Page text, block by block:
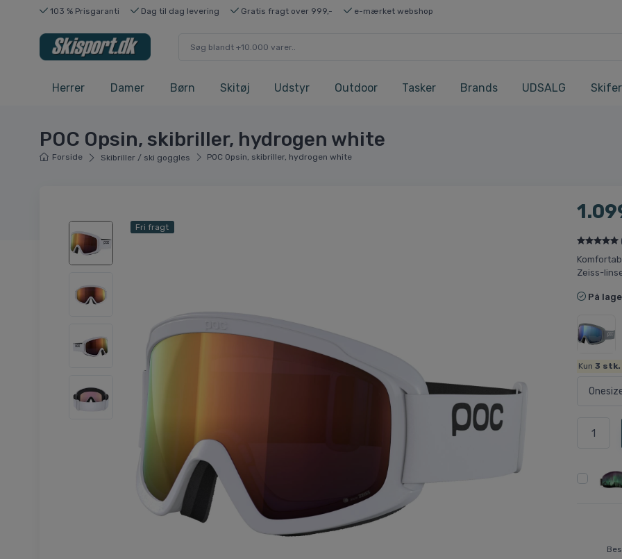
103 % Prisgaranti Dag til dag levering Gratis fragt over 999,- e-mærket webshop
Herrer Damer Børn Skitøj Udstyr Outdoor Tasker Brands UDSALG
POC Opsin, skibriller, hydrogen white
Forside Skibriller / ski goggles POC Opsin, skibriller, hydrogen white
Fri fragt
Zeiss-
På
Kun3 stk.